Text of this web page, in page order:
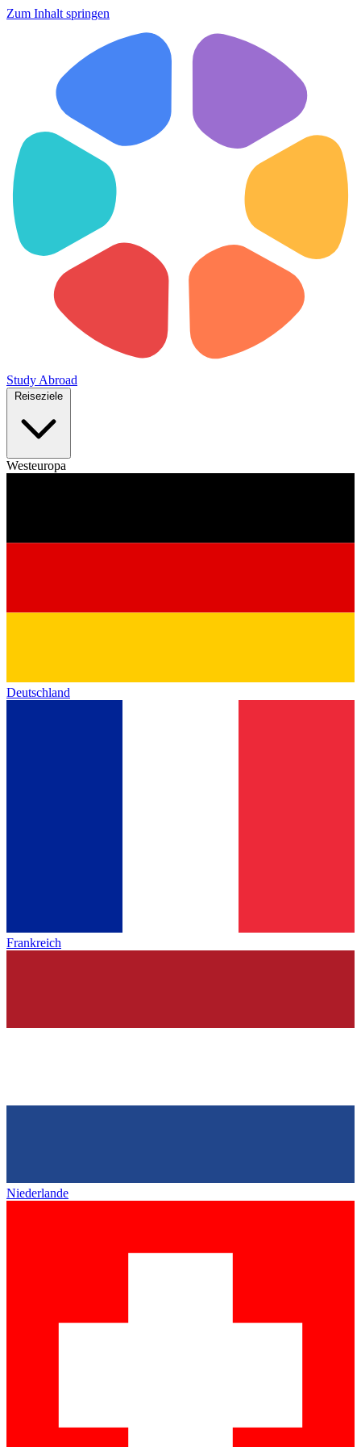
Zum Inhalt springen
Study Abroad
Westeuropa
Deutschland
Frankreich
Niederlande